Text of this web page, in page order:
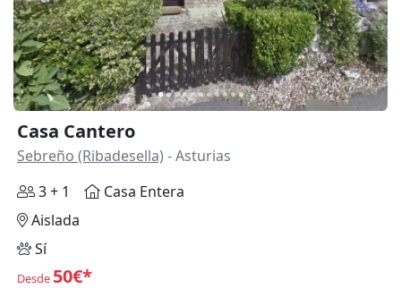
Casa Cantero
Sebreño (Ribadesella) - Asturias
3 + 1
Casa Entera
Aislada
Sí
Desde 50€*